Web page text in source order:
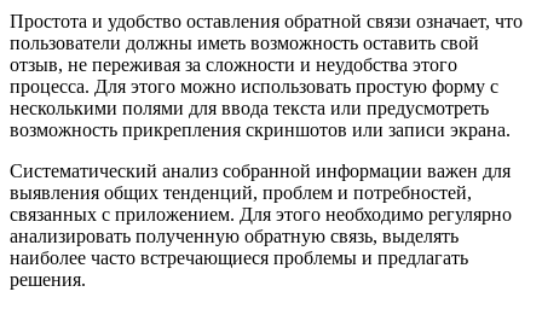
Простота и удобство оставления обратной связи означает, что
пользователи должны иметь возможность оставить свой
отзыв, не переживая за сложности и неудобства этого
процесса. Для этого можно использовать простую форму с
несколькими полями для ввода текста или предусмотреть
возможность прикрепления скриншотов или записи экрана.
Систематический анализ собранной информации важен для
выявления общих тенденций, проблем и потребностей,
связанных с приложением. Для этого необходимо регулярно
анализировать полученную обратную связь, выделять
наиболее часто встречающиеся проблемы и предлагать
решения.